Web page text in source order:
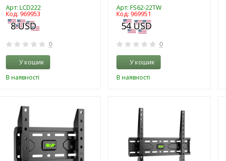
Арт: LCD222
Код: 969953
0
У кошик
В наявності
Арт: FS62-22TW
Код: 969951
0
У кошик
В наявності
-3%